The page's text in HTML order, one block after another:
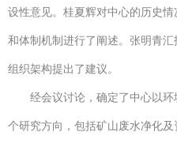
设性意见。桂夏辉对中心的历史
和体制机制进行了阐述。张明青
组织架构提出了建议。
经会议讨论，确定了中心以
个研究方向，包括矿山废水净化